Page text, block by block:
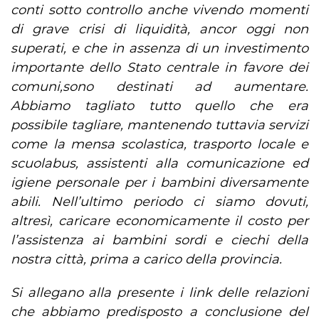
conti sotto controllo anche vivendo momenti
di grave crisi di liquidità, ancor oggi non
superati, e che in assenza di un investimento
importante dello Stato centrale in favore dei
comuni,sono destinati ad aumentare.
Abbiamo tagliato tutto quello che era
possibile tagliare, mantenendo tuttavia servizi
come la mensa scolastica, trasporto locale e
scuolabus, assistenti alla comunicazione ed
igiene personale per i bambini diversamente
abili. Nell’ultimo periodo ci siamo dovuti,
altresì, caricare economicamente il costo per
l’assistenza ai bambini sordi e ciechi della
nostra città, prima a carico della provincia.
Si allegano alla presente i link delle relazioni
che abbiamo predisposto a conclusione del